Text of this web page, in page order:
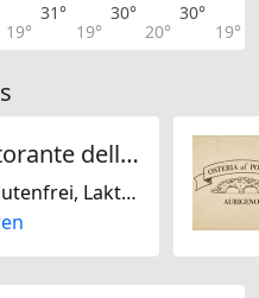
19°
31°
19°
30°
20°
30°
19°
Albergo Ristorante della Stazione da YanElo
Biogerichte, Glutenfrei, Laktosefrei, Nussfrei, Sojafrei, Mediterran, Französisch, Italienisch, Regional, Schweizerisch